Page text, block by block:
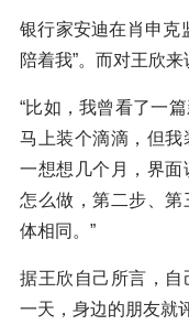
银行家安迪在肖申克
陪着我”。而对王欣来
“比如，我曾看了一
马上装个滴滴，但我
一想想几个月，界
怎么做，第二步、
体相同。”
据王欣自己所言，
一天，身边的朋友就